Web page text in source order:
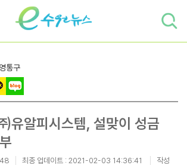
영통구
유알피시스템, 설맞이 성금
최종 업데이트 : 2021-02-03 14:36:41
작성